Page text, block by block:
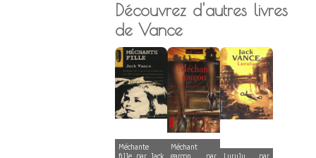
Découvrez d'autres livres
de Vance
Méchante
Méchant